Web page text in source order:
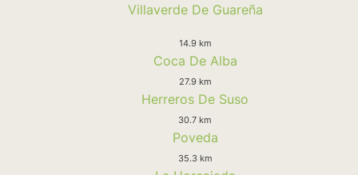
Villaverde De Guareña
14.9 km
Coca De Alba
27.9 km
Herreros De Suso
30.7 km
Poveda
35.3 km